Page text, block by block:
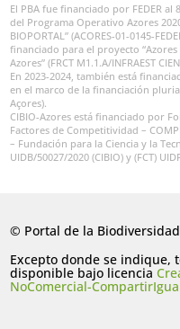
El PBA fue financiado por FEDER
del Programa Operativo Azores
BIOPORTAL” (ACORES-01-0145-
financiado para el proyecto
Azores” (FRCT M1.1.A/INFRAEST
En 2023-2024, también está
en el marco de la financiación
Açores).
CIBIO-Azores está financiado por
Factores de Competitividad –
– Fundación para la Ciencia y la
UIDB/50027/2020 (CIBIO) y (FCT)
© Portal de la
Excepto donde se indique,
disponible bajo licencia
NoComercial-